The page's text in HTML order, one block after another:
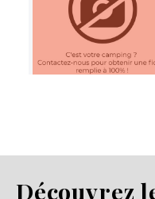
Découvrez